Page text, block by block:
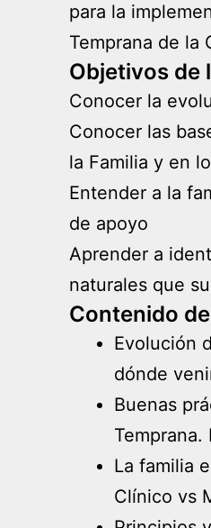
para la
Temprana de la
Objetivos de
Conocer la
Conocer las
la Familia y en
Entender a la
de apoyo
Aprender a
naturales que
Contenido
Evolución
dónde
Buenas
La familia
Clínico vs